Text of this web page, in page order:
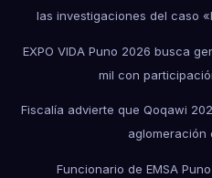
las investigaciones del caso
EXPO VIDA Puno 2026 busca
mil con
Fiscalía advierte que Qoqawi
aglomeración
Funcionario de EMSA